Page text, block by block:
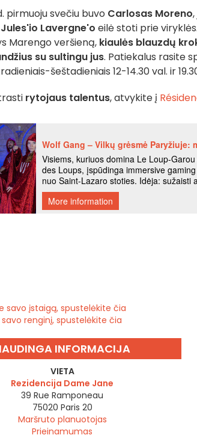
pirmuoju svečiu buvo Carlosas Moreno
Jules'io Lavergne'o eilė stoti prie
Marengo veršieną, kiaulės blauzdų
su sultingu jus. Patiekalus rasite
šeštadieniais 12-14.30 val. ir
rytojaus talentus, atvykite į
savo įstaigą, spustelėkite čia
renginį, spustelėkite čia
INFORMACIJA
VIETA
Rezidencija Dame Jane
39 Rue Ramponeau
75020 Paris 20
Maršruto planuotojas
Prieinamumas